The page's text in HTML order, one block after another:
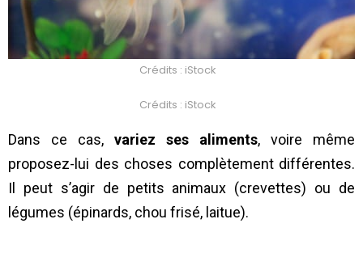
Crédits : iStock
Crédits : iStock
Dans ce cas, variez ses aliments, voire même
proposez-lui des choses complètement différentes.
Il peut s’agir de petits animaux (crevettes) ou de
légumes (épinards, chou frisé, laitue).